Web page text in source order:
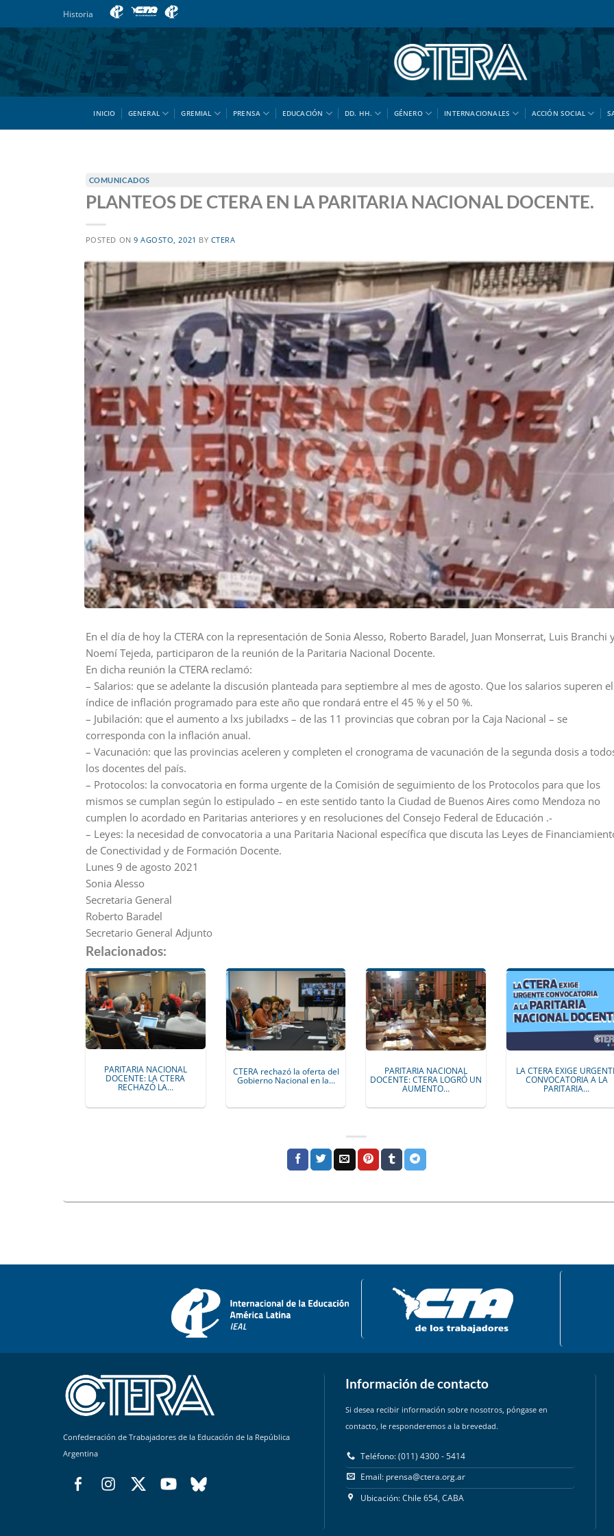
al
contenido
Historia
INICIO GENERAL GREMIAL PRENSA EDUCACIÓN DD. HH. GÉNERO INTERNACIONALES ACCIÓN SOCIAL
COMUNICADOS
PLANTEOS DE CTERA EN LA PARITARIA NACIONAL DOCENTE.
POSTED ON9 AGOSTO, 2021 BY CTERA
En el día de hoy la CTERA con la representación de Sonia Alesso, Roberto Baradel, Juan Monserrat, Luis Branchi
Noemí Tejeda, participaron de la reunión de la Paritaria Nacional Docente.
En dicha reunión la CTERA reclamó:
– Salarios: que se adelante la discusión planteada para septiembre al mes de agosto. Que los salarios superen el
índice de inflación programado para este año que rondará entre el 45 % y el 50 %.
– Jubilación: que el aumento a lxs jubiladxs – de las 11 provincias que cobran por la Caja Nacional – se
corresponda con la inflación anual.
– Vacunación: que las provincias aceleren y completen el cronograma de vacunación de la segunda dosis a
los docentes del país.
– Protocolos: la convocatoria en forma urgente de la Comisión de seguimiento de los Protocolos para que los
mismos se cumplan según lo estipulado – en este sentido tanto la Ciudad de Buenos Aires como Mendoza no
cumplen lo acordado en Paritarias anteriores y en resoluciones del Consejo Federal de Educación .-
– Leyes: la necesidad de convocatoria a una Paritaria Nacional específica que discuta las Leyes de
de Conectividad y de Formación Docente.
Lunes 9 de agosto 2021
Sonia Alesso
Secretaria General
Roberto Baradel
Secretario General Adjunto
Relacionados:
PARITARIA NACIONAL
DOCENTE: LA CTERA
RECHAZÓ LA…
CTERA rechazó la oferta del
Gobierno Nacional en la…
PARITARIA NACIONAL
DOCENTE: CTERA LOGRÓ UN
AUMENTO…
LA CTERA EXIGE
CONVOCATORIA A LA
PARITARIA…
Confederación de Trabajadores de la Educación de la República
Argentina
Información de contacto
Si desea recibir información sobre nosotros, póngase en
contacto, le responderemos a la brevedad.
Teléfono: (011) 4300 - 5414
Email: prensa@ctera.org.ar
Ubicación: Chile 654, CABA